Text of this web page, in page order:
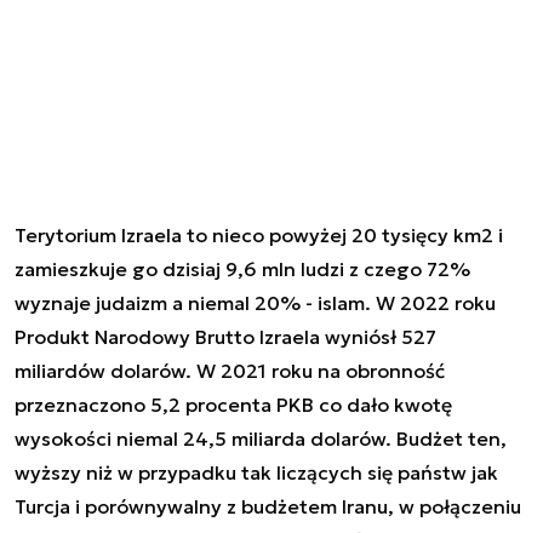
Terytorium Izraela to nieco powyżej 20 tysięcy km2 i
zamieszkuje go dzisiaj 9,6 mln ludzi z czego 72%
wyznaje judaizm a niemal 20% - islam. W 2022 roku
Produkt Narodowy Brutto Izraela wyniósł 527
miliardów dolarów. W 2021 roku na obronność
przeznaczono 5,2 procenta PKB co dało kwotę
wysokości niemal 24,5 miliarda dolarów. Budżet ten,
wyższy niż w przypadku tak liczących się państw jak
Turcja i porównywalny z budżetem Iranu, w połączeniu